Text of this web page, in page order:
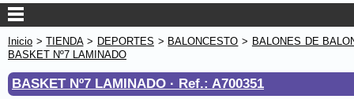
Inicio >TIENDA> DEPORTES > BALONCESTO > BALONES DE
BASKET Nº7 LAMINADO
BASKET Nº7 LAMINADO · Ref.: A700351